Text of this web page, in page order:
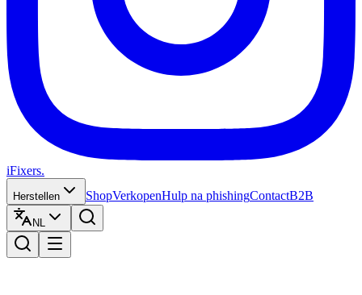
iFixers.
Herstellen ShopVerkopenHulp na phishingContactB2B
NL